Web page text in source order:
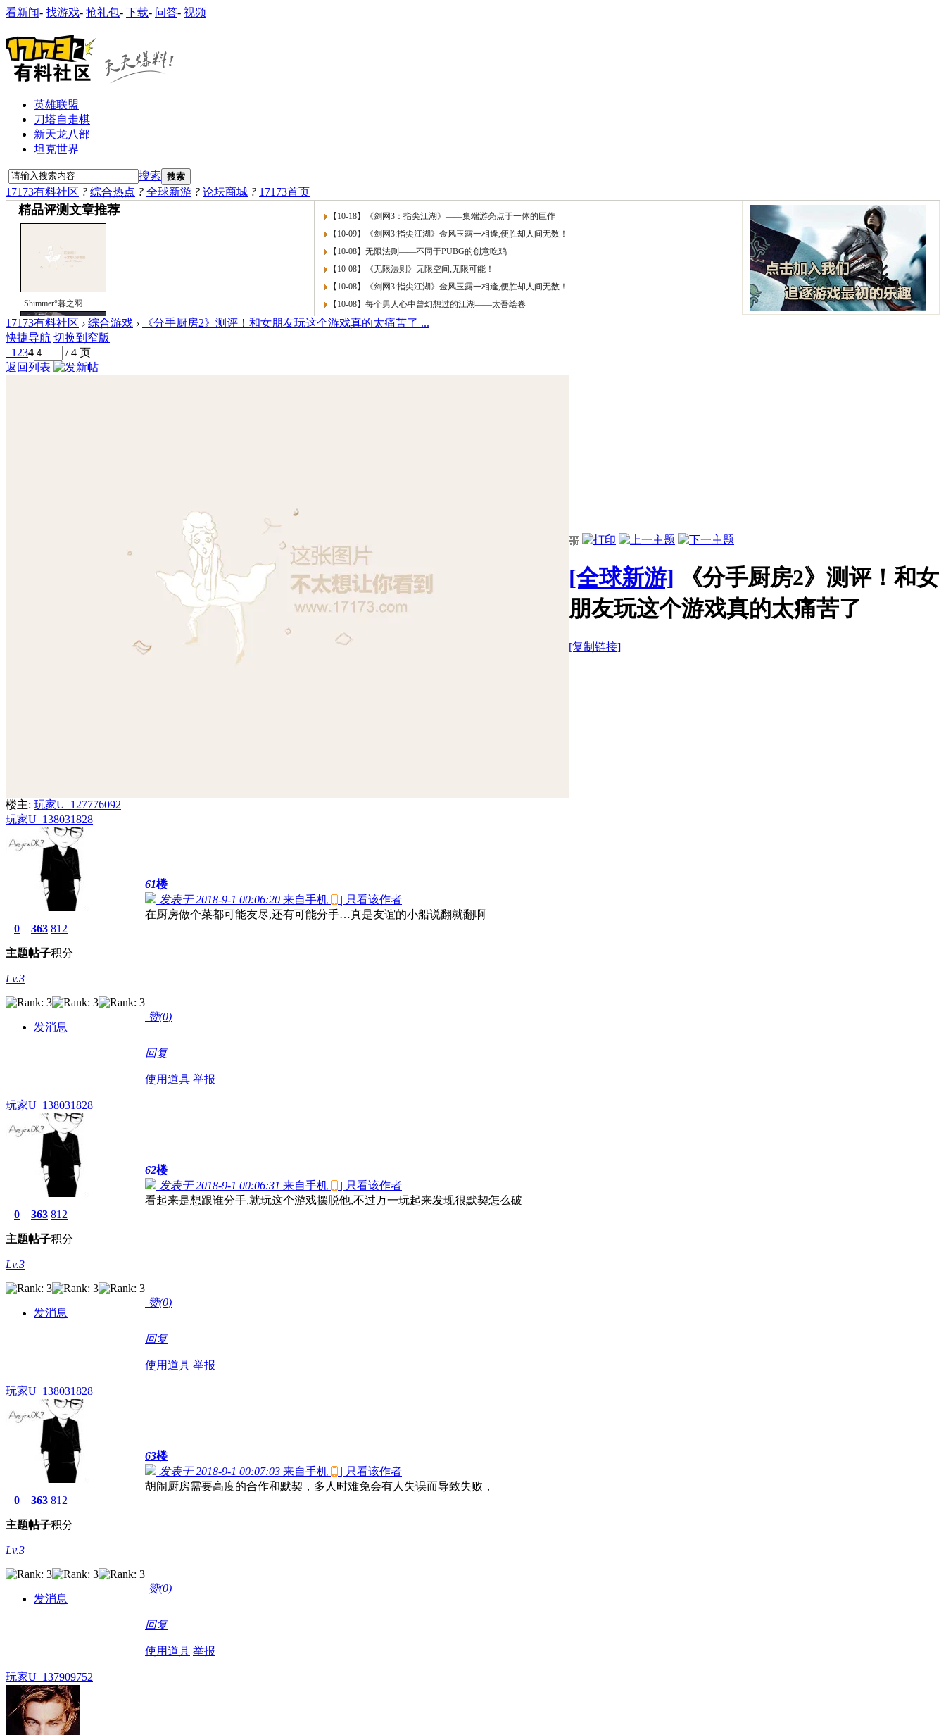
看新闻- 找游戏- 抢礼包- 下载- 问答- 视频
英雄联盟
刀塔自走棋
新天龙八部
坦克世界
搜索 搜索
17173有料社区 ? 综合热点 ? 全球新游 ? 论坛商城 ? 17173首页
17173有料社区 › 综合游戏 ›
《分手厨房2》测评！和女朋友玩这个游戏真的太痛苦了 ...
快捷导航 切换到窄版
1 234
/ 4 页
返回列表
楼主: 玩家U_127776092
[全球新游]
《分手厨房2》测评！和女
朋友玩这个游戏真的太痛苦了
[复制链接]
玩家U_138031828
0
主题
363
帖子
812
积分
Lv.3
发消息
61楼
发表于 2018-9-1 00:06:20 来自手机 | 只看该作者
在厨房做个菜都可能友尽,还有可能分手…真是友谊的小船说翻就翻啊
赞(0)
回复
使用道具 举报
玩家U_138031828
0
主题
363
帖子
812
积分
Lv.3
发消息
62楼
发表于 2018-9-1 00:06:31 来自手机 | 只看该作者
看起来是想跟谁分手,就玩这个游戏摆脱他,不过万一玩起来发现很默契怎么破
赞(0)
回复
使用道具 举报
玩家U_138031828
0
主题
363
帖子
812
积分
Lv.3
发消息
63楼
发表于 2018-9-1 00:07:03 来自手机 | 只看该作者
胡闹厨房需要高度的合作和默契，多人时难免会有人失误而导致失败，
赞(0)
回复
使用道具 举报
玩家U_137909752